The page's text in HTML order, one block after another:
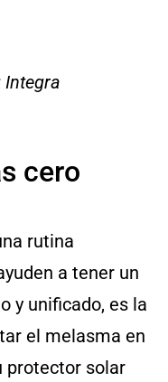
Integra
cero
rutina
a tener un
y unificado, es la
el melasma en
protector solar